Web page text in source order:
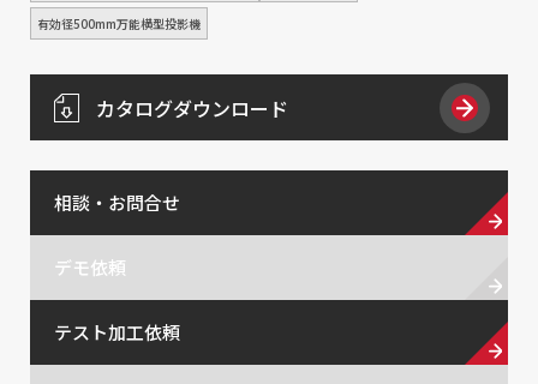
有効径500mm万能横型投影機
カタログダウンロード
相談・お問合せ
デモ依頼
テスト加工依頼